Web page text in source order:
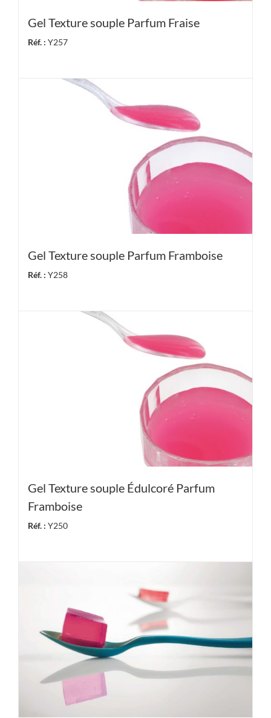
Gel Texture souple Parfum Fraise
Réf. : Y257
Gel Texture souple Parfum Framboise
Réf. : Y258
Gel Texture souple Édulcoré Parfum
Framboise
Réf. : Y250